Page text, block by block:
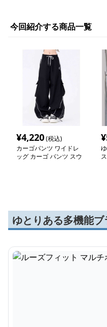
今回紹介する商品一覧
¥4,220(税込)
カーゴパンツ ワイドレ
ッグ カーゴ パンツ スウ
¥
ゆとりある多機能